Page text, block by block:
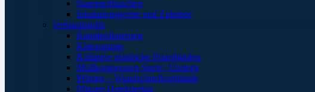
Sauerstofftaschen
Inhalationsgeräte und Zubehör
Verbandstoffe
Kanülenfixierung
Kinesoptape
Kohäsive elastische Fixierbinden
Mullkompressen Steril / Unsteril
Pflaster – Wundschnellverbände
Pflaster Detektierbar